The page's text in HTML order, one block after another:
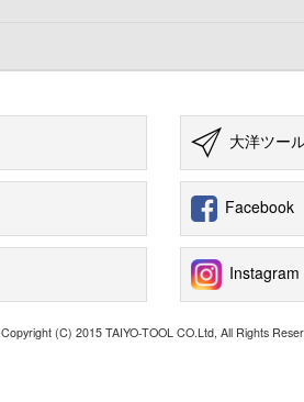
大洋ツー
Facebook
Instagram
Copyright (C) 2015 TAIYO-TOOL CO.Ltd, All Rights